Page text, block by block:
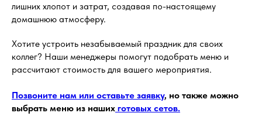
лишних хлопот и затрат, создавая по-настоящему
домашнюю атмосферу.
Хотите устроить незабываемый праздник для своих
коллег? Наши менеджеры помогут подобрать меню и
рассчитают стоимость для вашего мероприятия.
Позвоните нам или оставьте заявку, но также можно
выбрать меню из наших готовых сетов.